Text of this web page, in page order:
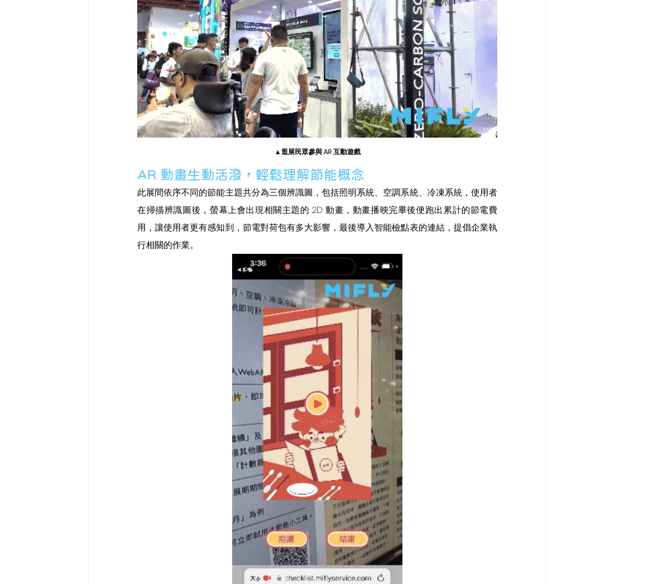
▲逛展民眾參與 AR 互動遊戲
AR 動畫生動活潑，輕鬆理解節能概念
此展間依序不同的節能主題共分為三個辨識圖，包括照明系統、空調系統、冷凍系統，使用者
在掃描辨識圖後，螢幕上會出現相關主題的 2D 動畫，動畫播映完畢後便跑出累計的節電費
用，讓使用者更有感知到，節電對荷包有多大影響，最後導入智能檢點表的連結，提倡企業執
行相關的作業。